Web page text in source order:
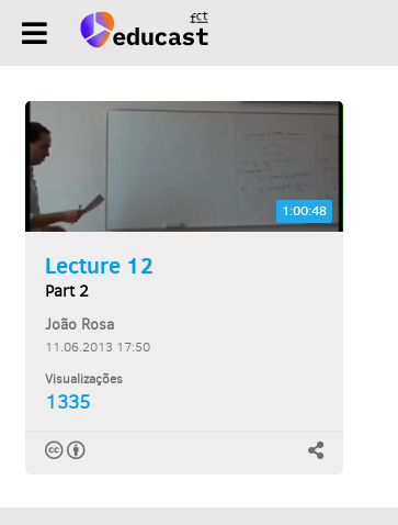
1:00:48
Lecture 12
Part 2
João Rosa
11.06.2013 17:50
Visualizações
1335